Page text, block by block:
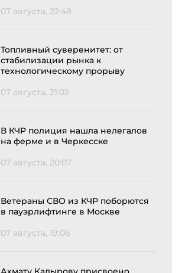
07 августа, 22:48
Топливный суверенитет: от
стабилизации рынка к
технологическому прорыву
07 августа, 21:02
В КЧР полиция нашла нелегалов
на ферме и в Черкесске
07 августа, 20:07
Ветераны СВО из КЧР поборются
в пауэрлифтинге в Москве
07 августа, 19:06